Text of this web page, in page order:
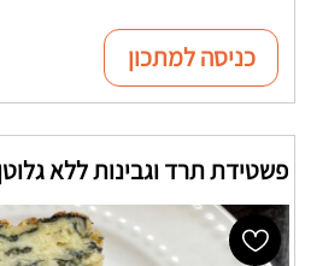
כניסה למתכון
פשטידת תרד וגבינות ללא